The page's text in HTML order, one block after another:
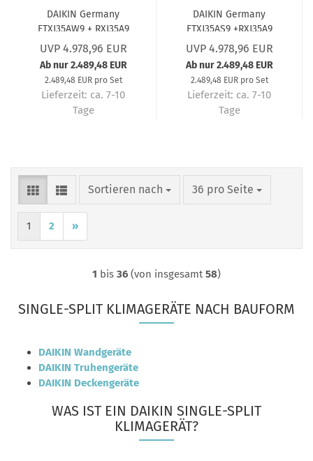
DAIKIN Germany
FTXJ35AW9 + RXJ35A9
Wandgerät-Set Emura
3 Mattweiß (5 Jahre
Garantie) 3,5 kW
UVP 4.978,96 EUR
Ab nur 2.489,48 EUR
2.489,48 EUR pro Set
Lieferzeit: ca. 7-10
Tage
DAIKIN Germany
FTXJ35AS9 +RXJ35A9
Wandgerät-Set Emura
3 Silber (5 Jahre
Garantie) 3,4 kW
UVP 4.978,96 EUR
Ab nur 2.489,48 EUR
2.489,48 EUR pro Set
Lieferzeit: ca. 7-10
Tage
Sortieren nach
Sortieren nach 36 pro Seite
pro Seite
1 2 »
1 bis 36 (von insgesamt58)
SINGLE-SPLIT KLIMAGERÄTE NACH BAUFORM
DAIKIN Wandgeräte
DAIKIN Truhengeräte
DAIKIN Deckengeräte
WAS IST EIN DAIKIN SINGLE-SPLIT
KLIMAGERÄT?